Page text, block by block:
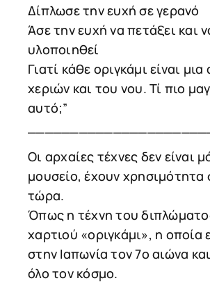
Δίπλωσε την ευχή σε γερανό
Άσε την ευχή να πετάξει και
υλοποιηθεί
Γιατί κάθε οριγκάμι είναι
χεριών και του νου. Τί πιο
αυτό;”
Οι αρχαίες τέχνες δεν είναι
μουσείο, έχουν χρησιμότητα
τώρα.
Όπως η τέχνη του
χαρτιού «οριγκάμι», η οποία
στην Ιαπωνία τον 7ο αιώνα
όλο τον κόσμο.